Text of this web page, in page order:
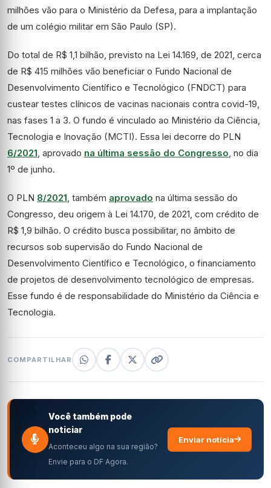
milhões vão para o Ministério da Defesa, para a implantação
de um colégio militar em São Paulo (SP).
Do total de R$ 1,1 bilhão, previsto na Lei 14.169, de 2021, cerca
de R$ 415 milhões vão beneficiar o Fundo Nacional de
Desenvolvimento Científico e Tecnológico (FNDCT) para
custear testes clínicos de vacinas nacionais contra covid-19,
nas fases 1 a 3. O fundo é vinculado ao Ministério da Ciência,
Tecnologia e Inovação (MCTI). Essa lei decorre do PLN
6/2021, aprovado na última sessão do Congresso, no dia
1º de junho.
O PLN 8/2021, também aprovado na última sessão do
Congresso, deu origem à Lei 14.170, de 2021, com crédito de
R$ 1,9 bilhão. O crédito busca possibilitar, no âmbito de
recursos sob supervisão do Fundo Nacional de
Desenvolvimento Científico e Tecnológico, o financiamento
de projetos de desenvolvimento tecnológico de empresas.
Esse fundo é de responsabilidade do Ministério da Ciência e
Tecnologia.
COMPARTILHAR
Você também pode
noticiar
Aconteceu algo na sua região?
Envie para o DF Agora.
Enviar notícia